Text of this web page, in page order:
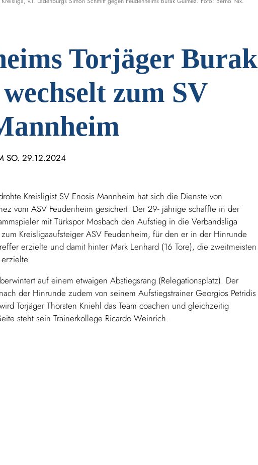
Torjäger Burak
zum SV
SO. 29.12.2024
Kreisligist SV Enosis Mannheim hat sich die Dienste von
vom ASV Feudenheim gesichert. Der 29- jährige schaffte in der
mit Türkspor Mosbach den Aufstieg in die Verbandsliga
Kreisligaaufsteiger ASV Feudenheim, für den er in der Hinrunde
erzielte und damit hinter Mark Lenhard (16 Tore), die zweitmeisten
auf einem etwaigen Abstiegsrang (Relegationsplatz). Der
der Hinrunde zudem von seinem Aufstiegstrainer Georgios Petridis
Torjäger Thorsten Kniehl das Team coachen und gleichzeitig
steht sein Trainerkollege Ricardo Weinrich.